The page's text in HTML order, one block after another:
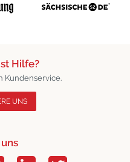
Hilfe?
Kundenservice.
UNS